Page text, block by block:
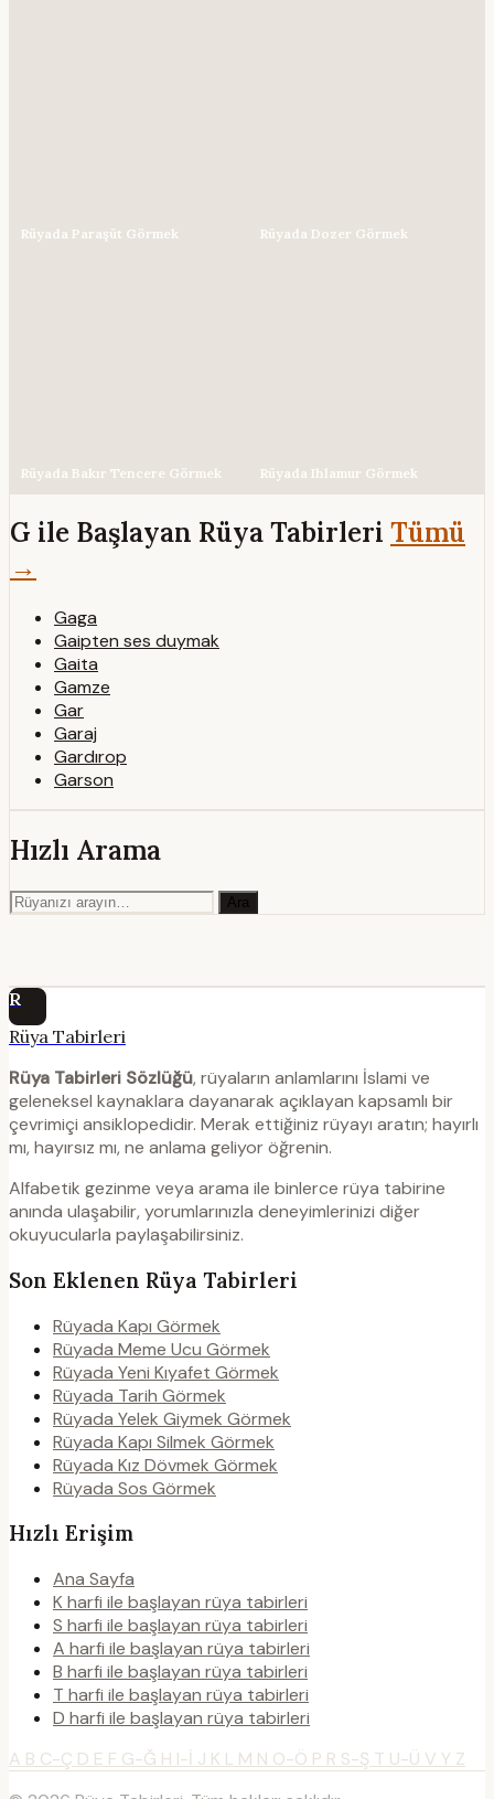
Rüyada Paraşüt Görmek Rüyada Dozer Görmek
Rüyada Bakır Tencere Görmek Rüyada Ihlamur Görmek
G ile Başlayan Rüya Tabirleri Tümü
→
Gaga
Gaipten ses duymak
Gaita
Gamze
Gar
Garaj
Gardırop
Garson
Hızlı Arama
Ara
R
Rüya Tabirleri
Rüya Tabirleri Sözlüğü, rüyaların anlamlarını İslami ve
geleneksel kaynaklara dayanarak açıklayan kapsamlı bir
çevrimiçi ansiklopedidir. Merak ettiğiniz rüyayı aratın; hayırlı
mı, hayırsız mı, ne anlama geliyor öğrenin.
Alfabetik gezinme veya arama ile binlerce rüya tabirine
anında ulaşabilir, yorumlarınızla deneyimlerinizi diğer
okuyucularla paylaşabilirsiniz.
Son Eklenen Rüya Tabirleri
Rüyada Kapı Görmek
Rüyada Meme Ucu Görmek
Rüyada Yeni Kıyafet Görmek
Rüyada Tarih Görmek
Rüyada Yelek Giymek Görmek
Rüyada Kapı Silmek Görmek
Rüyada Kız Dövmek Görmek
Rüyada Sos Görmek
Hızlı Erişim
Ana Sayfa
K harfi ile başlayan rüya tabirleri
S harfi ile başlayan rüya tabirleri
A harfi ile başlayan rüya tabirleri
B harfi ile başlayan rüya tabirleri
T harfi ile başlayan rüya tabirleri
D harfi ile başlayan rüya tabirleri
A B C-Ç D E F G-Ğ H I-İ J K L M N O-Ö P R S-Ş T U-Ü V Y Z